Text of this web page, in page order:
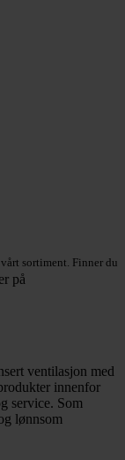
sortiment. Finner du
på
ventilasjon med
innenfor
service. Som
lønnsom